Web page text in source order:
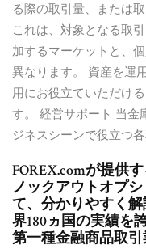
る際の取引量、または
これは、対象となる取
加するマーケットと、
異なります。 資産を運
用にお役立ていただけ
す。 経営サポート 当金
ジネスシーンで役立つ
FOREX.comが提供
ノックアウトオプ
て、分かりやすく解
界180ヵ国の実績を
第一種金融商品取